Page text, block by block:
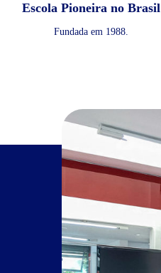
Escola Pioneira no Brasil
Fundada em 1988.